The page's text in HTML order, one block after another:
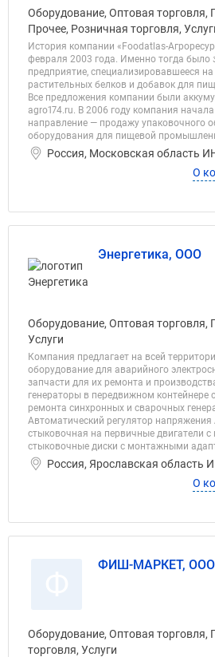
Оборудование, Оптовая торговля,
Прочее, Розничная торговля,
История компании «Foodatlas-
февраля 2003 года. Именно тогда было
предприятие, специализировавшееся
растительных белков и добавок для
Все предложения компании были
agro174.ru. В 2006 году компания
направление — продажу упаковочного
оборудования для пищевой
Россия, Московская область
О
Энергетика, ООО
Оборудование, Оптовая торговля,
Услуги
Компания предлагает на всей
оборудование для аварийного
запчасти для их ремонта и
генераторы в передвижном контейнере
ремонта синхронных и сварочных
Автоматический регулятор
стыковочная на первичные двигатели с
стыковочные диски с монтажными
Россия, Ярославская область
О
ФИШ-МАРКЕТ, ООО
Оборудование, Оптовая торговля,
торговля, Услуги